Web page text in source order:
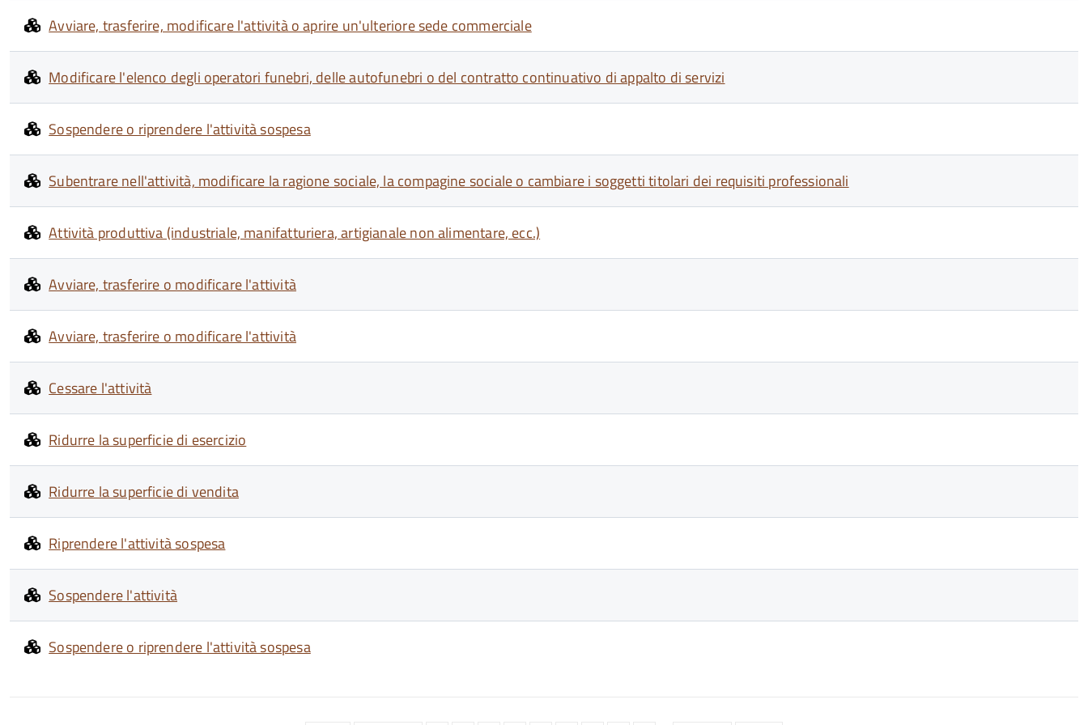
Avviare, trasferire, modificare l'attività o aprire un'ulteriore sede commerciale
Modificare l'elenco degli operatori funebri, delle autofunebri o del contratto continuativo di appalto di servizi
Sospendere o riprendere l'attività sospesa
Subentrare nell'attività, modificare la ragione sociale, la compagine sociale o cambiare i soggetti titolari dei requisiti professionali
Attività produttiva (industriale, manifatturiera, artigianale non alimentare, ecc.)
Avviare, trasferire o modificare l'attività
Avviare, trasferire o modificare l'attività
Cessare l'attività
Ridurre la superficie di esercizio
Ridurre la superficie di vendita
Riprendere l'attività sospesa
Sospendere l'attività
Sospendere o riprendere l'attività sospesa